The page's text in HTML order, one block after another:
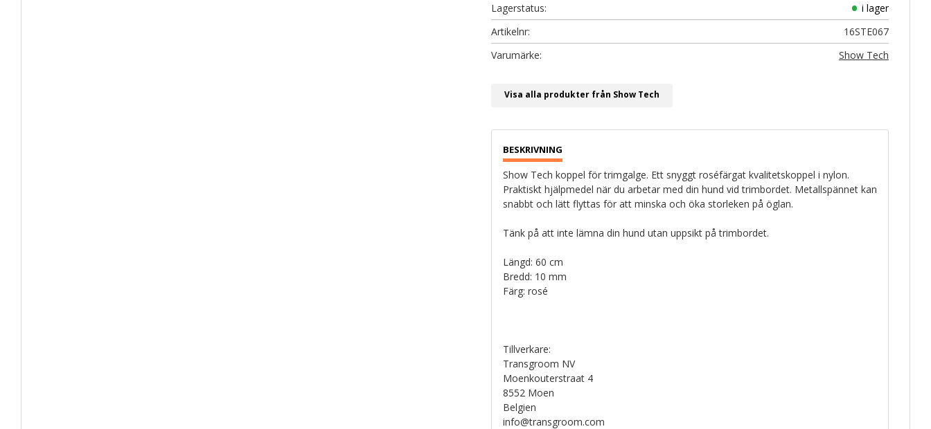
Lagerstatus
i lager
Artikelnr
16STE067
Show Tech
Visa alla produkter från Show Tech
Show Tech koppel för trimgalge. Ett snyggt roséfärgat kvalitetskoppel i nylon.
Praktiskt hjälpmedel när du arbetar med din hund vid trimbordet. Metallspännet kan
snabbt och lätt flyttas för att minska och öka storleken på öglan.
Tänk på att inte lämna din hund utan uppsikt på trimbordet.
Längd: 60 cm
Bredd: 10 mm
Färg: rosé
Tillverkare:
Transgroom NV
Moenkouterstraat 4
8552 Moen
Belgien
info@transgroom.com